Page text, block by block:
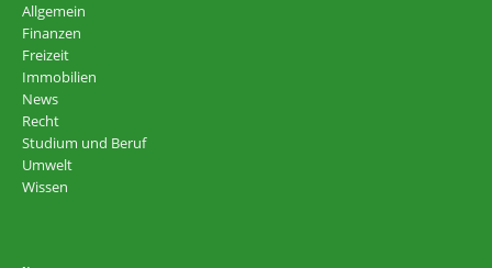
Allgemein
Finanzen
Freizeit
Immobilien
News
Recht
Studium und Beruf
Umwelt
Wissen